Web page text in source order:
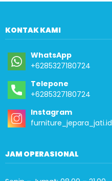
KONTAK KAMI
WhatsApp
+6285327180724
Telepone
+6285327180724
Instagram
furniture_jepara_jati.id
JAM OPERASIONAL